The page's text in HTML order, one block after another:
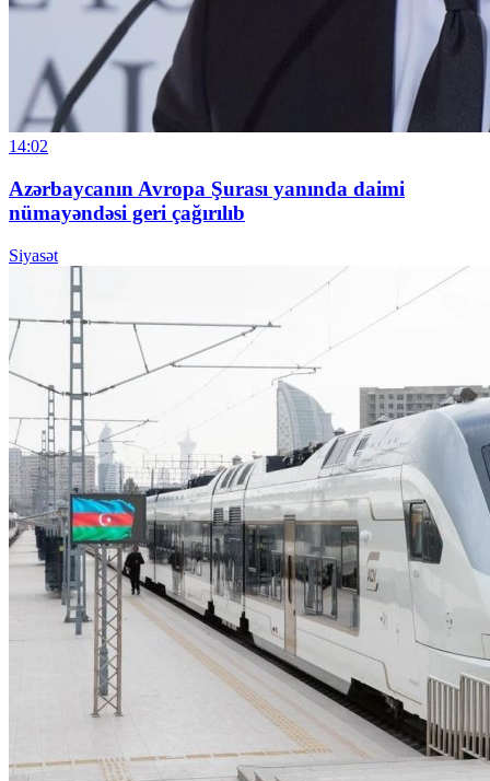
14:02
Azərbaycanın Avropa Şurası yanında daimi
nümayəndəsi geri çağırılıb
Siyasət